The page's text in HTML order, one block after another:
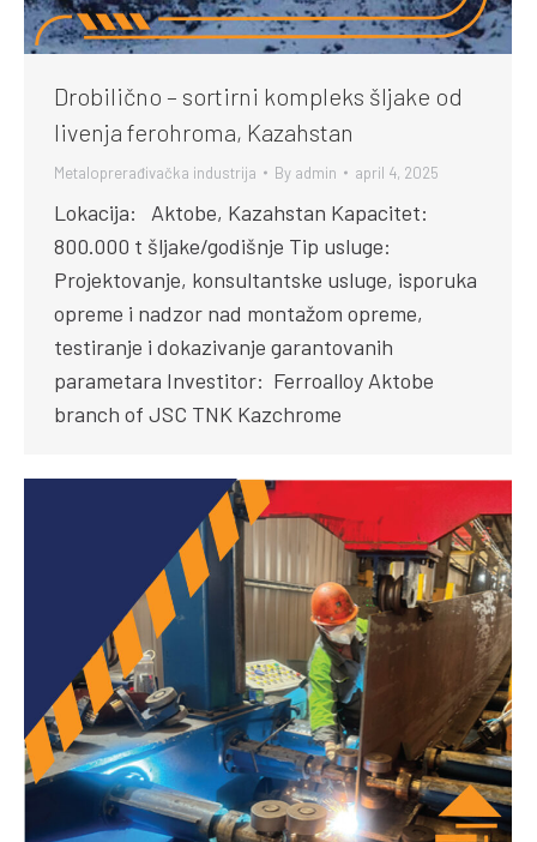
Drobilično – sortirni kompleks šljake od
livenja ferohroma, Kazahstan
Metaloprerađivačka industrija By admin april 4, 2025
Lokacija: Aktobe, Kazahstan Kapacitet:
800.000 t šljake/godišnje Tip usluge:
Projektovanje, konsultantske usluge, isporuka
opreme i nadzor nad montažom opreme,
testiranje i dokazivanje garantovanih
parametara Investitor: Ferroalloy Aktobe
branch of JSC TNK Kazchrome